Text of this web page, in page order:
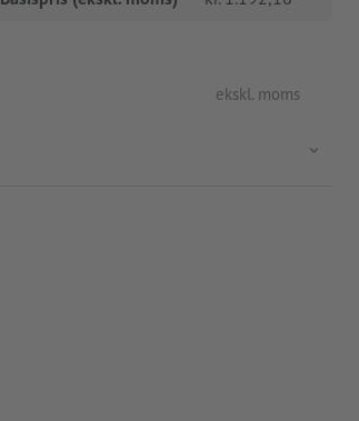
ekskl. moms